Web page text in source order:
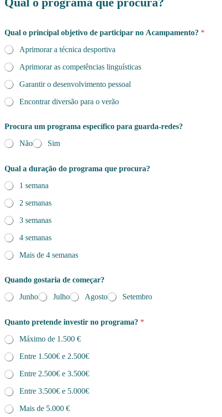
Qual o principal objetivo de participar no Acampamento? *
Aprimorar a técnica desportiva
Aprimorar as competências linguísticas
Garantir o desenvolvimento pessoal
Encontrar diversão para o verão
Procura um programa específico para guarda-redes?
Não
Sim
Qual a duração do programa que procura?
1 semana
2 semanas
3 semanas
4 semanas
Mais de 4 semanas
Quando gostaria de começar?
Junho
Julho Agosto Setembro
Quanto pretende investir no programa? *
Máximo de 1.500 €
Entre 1.500€ e 2.500€
Entre 2.500€ e 3.500€
Entre 3.500€ e 5.000€
Mais de 5.000 €